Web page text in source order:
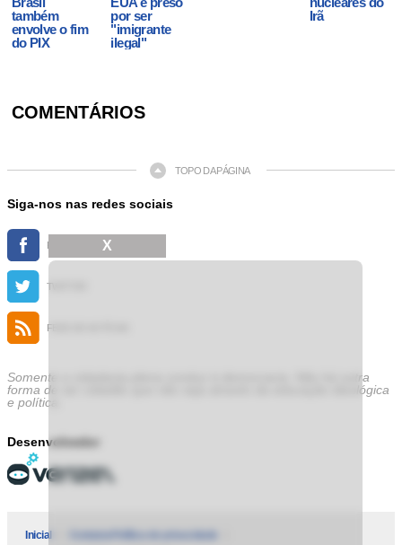
também
envolve o fim
do PIX
por ser
"imigrante
ilegal"
Irã
COMENTÁRIOS
TOPO DA PÁGINA
Siga-nos nas redes sociais
FACEBOOK
TWITTER
FEED DE NOTÍCIAS
Somente a cidadania plena conduz à democracia. Não há outra
forma de ser cidadão que não seja através da educação ideológica
e política.
Desenvolvedor
Inicial
X